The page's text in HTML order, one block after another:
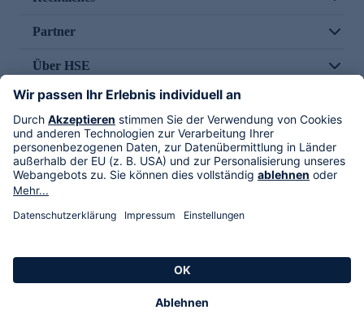
Partner
Über HSE
Im TV
HSE International